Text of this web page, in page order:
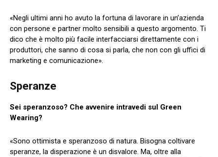
«Negli ultimi anni ho avuto la fortuna di lavorare in un’azienda
con persone e partner molto sensibili a questo argomento. Ti
dico che è molto più facile interfacciarsi direttamente con i
produttori, che sanno di cosa si parla, che non con gli uffici di
marketing e comunicazione».
Speranze
Sei speranzoso? Che avvenire intravedi sul Green
Wearing?
«Sono ottimista e speranzoso di natura. Bisogna coltivare
speranze, la disperazione è un disvalore. Ma, oltre alla